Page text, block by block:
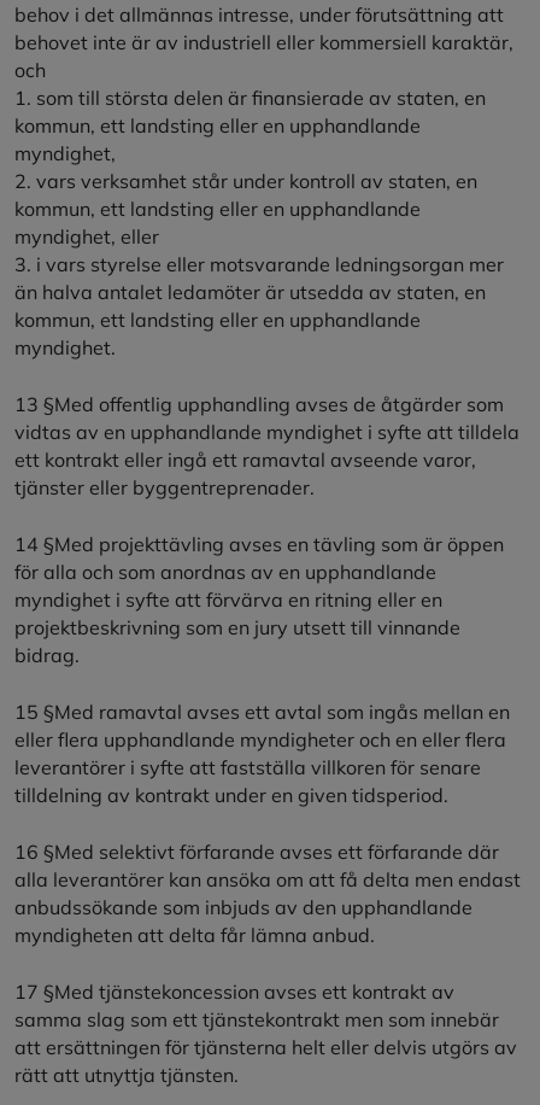
behov i det allmännas intresse, under förutsättning att
behovet inte är av industriell eller kommersiell karaktär,
och
1. som till största delen är finansierade av staten, en
kommun, ett landsting eller en upphandlande
myndighet,
2. vars verksamhet står under kontroll av staten, en
kommun, ett landsting eller en upphandlande
myndighet, eller
3. i vars styrelse eller motsvarande ledningsorgan mer
än halva antalet ledamöter är utsedda av staten, en
kommun, ett landsting eller en upphandlande
myndighet.
13 §Med offentlig upphandling avses de åtgärder som
vidtas av en upphandlande myndighet i syfte att tilldela
ett kontrakt eller ingå ett ramavtal avseende varor,
tjänster eller byggentreprenader.
14 §Med projekttävling avses en tävling som är öppen
för alla och som anordnas av en upphandlande
myndighet i syfte att förvärva en ritning eller en
projektbeskrivning som en jury utsett till vinnande
bidrag.
15 §Med ramavtal avses ett avtal som ingås mellan en
eller flera upphandlande myndigheter och en eller flera
leverantörer i syfte att fastställa villkoren för senare
tilldelning av kontrakt under en given tidsperiod.
16 §Med selektivt förfarande avses ett förfarande där
alla leverantörer kan ansöka om att få delta men endast
anbudssökande som inbjuds av den upphandlande
myndigheten att delta får lämna anbud.
17 §Med tjänstekoncession avses ett kontrakt av
samma slag som ett tjänstekontrakt men som innebär
att ersättningen för tjänsterna helt eller delvis utgörs av
rätt att utnyttja tjänsten.